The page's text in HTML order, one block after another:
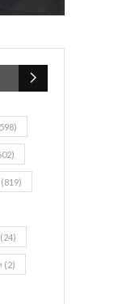
(819)
(24)
(2)